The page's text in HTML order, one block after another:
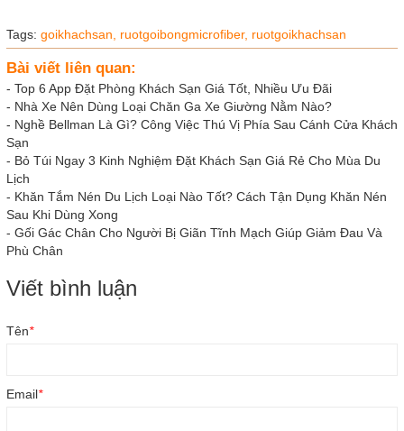
Tags: goikhachsan, ruotgoibongmicrofiber, ruotgoikhachsan
Bài viết liên quan:
- Top 6 App Đặt Phòng Khách Sạn Giá Tốt, Nhiều Ưu Đãi
- Nhà Xe Nên Dùng Loại Chăn Ga Xe Giường Nằm Nào?
- Nghề Bellman Là Gì? Công Việc Thú Vị Phía Sau Cánh Cửa Khách
Sạn
- Bỏ Túi Ngay 3 Kinh Nghiệm Đặt Khách Sạn Giá Rẻ Cho Mùa Du
Lịch
- Khăn Tắm Nén Du Lịch Loại Nào Tốt? Cách Tận Dụng Khăn Nén
Sau Khi Dùng Xong
- Gối Gác Chân Cho Người Bị Giãn Tĩnh Mạch Giúp Giảm Đau Và
Phù Chân
Viết bình luận
Tên*
Email*